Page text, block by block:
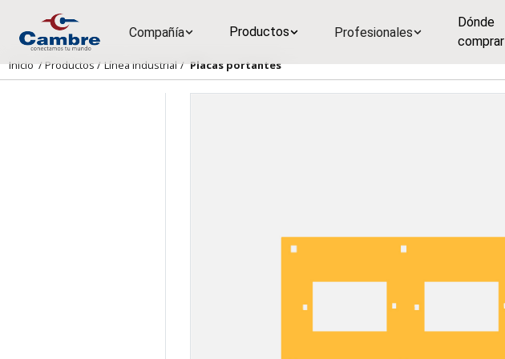
Compañía Productos Profesionales
Dónde
comprar
Inicio/Productos/ Línea industrial / Placas portantes